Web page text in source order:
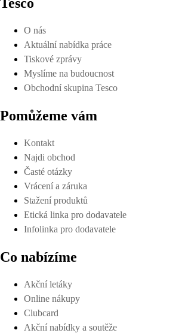
O nás
Aktuální nabídka práce
Tiskové zprávy
Myslíme na budoucnost
Obchodní skupina Tesco
Pomůžeme vám
Kontakt
Najdi obchod
Časté otázky
Vrácení a záruka
Stažení produktů
Etická linka pro dodavatele
Infolinka pro dodavatele
Co nabízíme
Akční letáky
Online nákupy
Clubcard
Akční nabídky a soutěže